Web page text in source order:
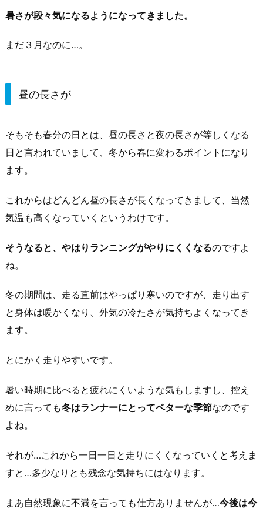
暑さが段々気になるようになってきました。
まだ３月なのに…。
昼の長さが
そもそも春分の日とは、昼の長さと夜の長さが等しくなる
日と言われていまして、冬から春に変わるポイントになり
ます。
これからはどんどん昼の長さが長くなってきまして、当然
気温も高くなっていくというわけです。
そうなると、やはりランニングがやりにくくなるのですよ
ね。
冬の期間は、走る直前はやっぱり寒いのですが、走り出す
と身体は暖かくなり、外気の冷たさが気持ちよくなってき
ます。
とにかく走りやすいです。
暑い時期に比べると疲れにくいような気もしますし、控え
めに言っても冬はランナーにとってベターな季節なのです
よね。
それが…これから一日一日と走りにくくなっていくと考えま
すと…多少なりとも残念な気持ちにはなります。
まあ自然現象に不満を言っても仕方ありませんが…今後は今